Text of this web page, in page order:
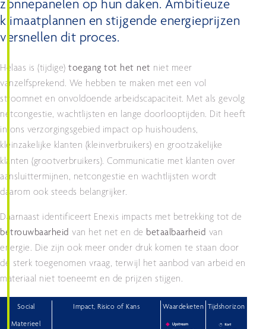
zonnepanelen op hun daken. Ambitieuze
klimaatplannen en stijgende energieprijzen
versnellen dit proces.
Helaas is (tijdige) toegang tot het net niet meer
vanzelfsprekend. We hebben te maken met een vol
stroomnet en onvoldoende arbeidscapaciteit. Met als gevolg
netcongestie, wachtlijsten en lange doorlooptijden. Dit heeft
in ons verzorgingsgebied impact op huishoudens,
kleinzakelijke klanten (kleinverbruikers) en grootzakelijke
klanten (grootverbruikers). Communicatie met klanten over
aansluittermijnen, netcongestie en wachtlijsten wordt
daarom ook steeds belangrijker.
Daarnaast identificeert Enexis impacts met betrekking tot de
betrouwbaarheid van het net en de betaalbaarheid van
energie. Die zijn ook meer onder druk komen te staan door
de sterk toegenomen vraag, terwijl het aanbod van arbeid en
materiaal niet toeneemt en de prijzen stijgen.
Social Impact, Risico of Kans Waardeketen Tijdshorizon
Materieel